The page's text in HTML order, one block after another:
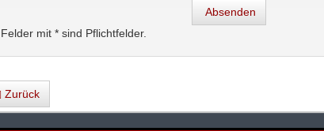
Absenden
Felder mit * sind Pflichtfelder.
Zurück